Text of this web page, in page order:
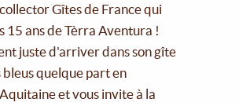
Gîtes de France qui
15 ans de Tèrra Aventura !
juste d'arriver dans son gîte
bleus quelque part en
et vous invite à la